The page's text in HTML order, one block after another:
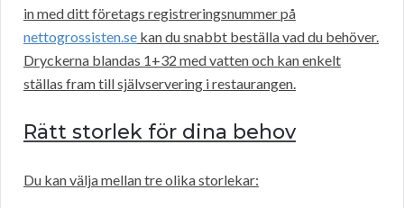
in med ditt företags registreringsnummer på
nettogrossisten.se kan du snabbt beställa vad du behöver.
Dryckerna blandas 1+32 med vatten och kan enkelt
ställas fram till självservering i restaurangen.
Rätt storlek för dina behov
Du kan välja mellan tre olika storlekar: